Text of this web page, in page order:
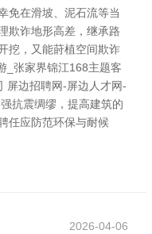
免在滑坡、泥石流等当
欺诈地形高差，继承路
挖，又能莳植空间欺诈
_张家界锦江168主题客
屏边招聘网-屏边人才网-
抗震绸缪，提高建筑的
任应防范环保与耐候
2026-04-06